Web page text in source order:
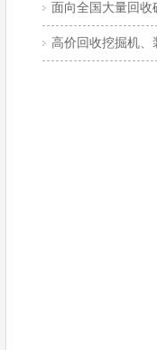
面向全国大量回收
高价回收挖掘机、